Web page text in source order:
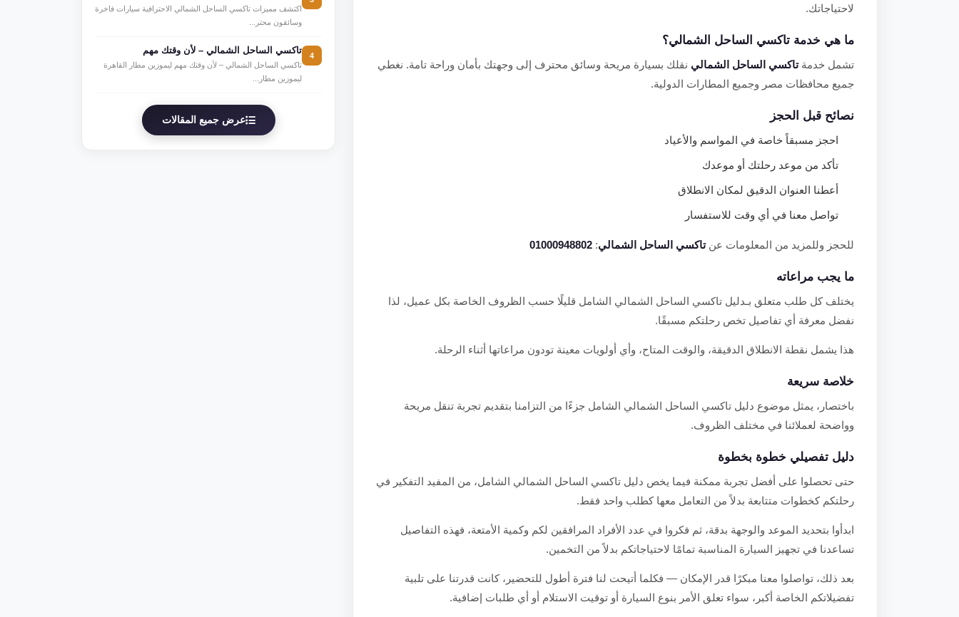
لاحتياجاتك.
ما هي خدمة تاكسي الساحل الشمالي؟
تشمل خدمةتاكسي الساحل الشمالي نقلك بسيارة مريحة وسائق محترف إلى وجهتك بأمان وراحة تامة. نغطي
جميع محافظات مصر وجميع المطارات الدولية.
نصائح قبل الحجز
احجز مسبقاً خاصة في المواسم والأعياد
تأكد من موعد رحلتك أو موعدك
أعطنا العنوان الدقيق لمكان الانطلاق
تواصل معنا في أي وقت للاستفسار
للحجز وللمزيد من المعلومات عنتاكسي الساحل الشمالي:
01000948802
ما يجب مراعاته
يختلف كل طلب متعلق بـدليل تاكسي الساحل الشمالي الشامل قليلًا حسب الظروف الخاصة بكل عميل، لذا
نفضل معرفة أي تفاصيل تخص رحلتكم مسبقًا.
هذا يشمل نقطة الانطلاق الدقيقة، والوقت المتاح، وأي أولويات معينة تودون مراعاتها أثناء الرحلة.
خلاصة سريعة
باختصار، يمثل موضوع دليل تاكسي الساحل الشمالي الشامل جزءًا من التزامنا بتقديم تجربة تنقل مريحة
وواضحة لعملائنا في مختلف الظروف.
دليل تفصيلي خطوة بخطوة
حتى تحصلوا على أفضل تجربة ممكنة فيما يخص دليل تاكسي الساحل الشمالي الشامل، من المفيد التفكير في
رحلتكم كخطوات متتابعة بدلاً من التعامل معها كطلب واحد فقط.
ابدأوا بتحديد الموعد والوجهة بدقة، ثم فكروا في عدد الأفراد المرافقين لكم وكمية الأمتعة، فهذه التفاصيل
تساعدنا في تجهيز السيارة المناسبة تمامًا لاحتياجاتكم بدلاً من التخمين.
بعد ذلك، تواصلوا معنا مبكرًا قدر الإمكان — فكلما أتيحت لنا فترة أطول للتحضير، كانت قدرتنا على تلبية
تفضيلاتكم الخاصة أكبر، سواء تعلق الأمر بنوع السيارة أو توقيت الاستلام أو أي طلبات إضافية.
اكتشف مميزات تاكسي الساحل الشمالي الاحترافية سيارات فاخرة
وسائقون محتر...
4 تاكسي الساحل الشمالي – لأن وقتك مهم
تاكسي الساحل الشمالي – لأن وقتك مهم ليموزين مطار القاهرة
ليموزين مطار...
عرض جميع المقالات